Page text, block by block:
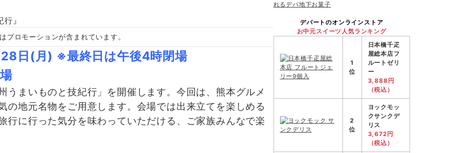
プロモーションが含まれています。
日(月) ※最終日は午後4時閉場
まいものと技紀行」を開催します。今回は、熊本グルメ
の地元名物をご用意します。会場では出来立てを楽しめる
行に行った気分を味わっていただける、ご家族みんなで楽
デパートのオンラインストア
お中元スイーツ人気ランキング
1
位
日本橋千疋
屋総本店フ
ルートゼリ
ー
3,888円
（税込）
2
位
ヨックモッ
クサンクデ
リス
3,672円
（税込）